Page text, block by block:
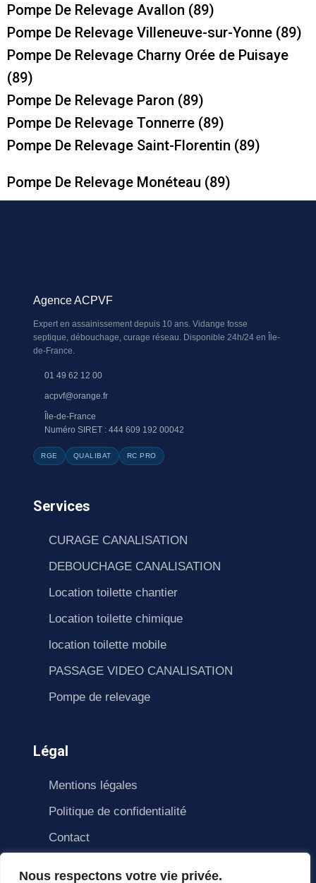
Nous respectons votre vie privée.
Pompe De Relevage Avallon (89)
Pompe De Relevage Villeneuve-sur-Yonne (89)
Pompe De Relevage Charny Orée de Puisaye
(89)
Pompe De Relevage Paron (89)
Pompe De Relevage Tonnerre (89)
Pompe De Relevage Saint-Florentin (89)
Pompe De Relevage Monéteau (89)
Agence ACPVF
Expert en assainissement depuis 10 ans. Vidange fosse
septique, débouchage, curage réseau. Disponible 24h/24 en Île-
de-France.
01 49 62 12 00
acpvf@orange.fr
Île-de-France
Numéro SIRET : 444 609 192 00042
RGE QUALIBAT RC PRO
Services
CURAGE CANALISATION
DEBOUCHAGE CANALISATION
Location toilette chantier
Location toilette chimique
location toilette mobile
PASSAGE VIDEO CANALISATION
Pompe de relevage
Légal
Mentions légales
Politique de confidentialité
Contact